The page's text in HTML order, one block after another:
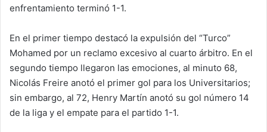
enfrentamiento terminó 1-1.
En el primer tiempo destacó la expulsión del “Turco”
Mohamed por un reclamo excesivo al cuarto árbitro. En el
segundo tiempo llegaron las emociones, al minuto 68,
Nicolás Freire anotó el primer gol para los Universitarios;
sin embargo, al 72, Henry Martín anotó su gol número 14
de la liga y el empate para el partido 1-1.